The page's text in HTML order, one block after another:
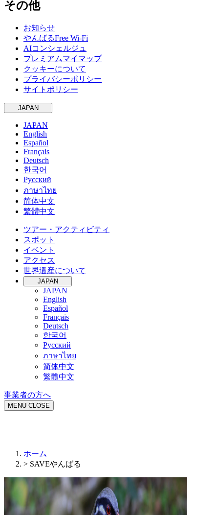
その他
お知らせ
やんばるFree Wi-Fi
AIコンシェルジュ
プレミアムマイマップ
クッキーについて
プライバシーポリシー
サイトポリシー
JAPAN
JAPAN
English
Español
Français
Deutsch
한국어
Русский
ภาษาไทย
简体中文
繁體中文
ツアー・アクティビティ
スポット
イベント
アクセス
世界遺産について
JAPAN
JAPAN
English
Español
Français
Deutsch
한국어
Русский
ภาษาไทย
简体中文
繁體中文
事業者の方へ
MENU CLOSE
ホーム
> SAVEやんばる